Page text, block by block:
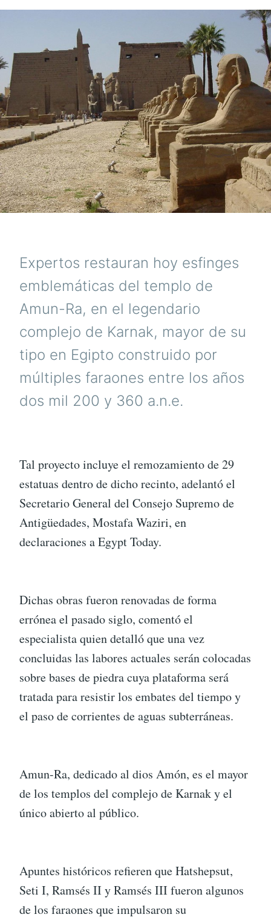
Expertos restauran hoy esfinges
emblemáticas del templo de
Amun-Ra, en el legendario
complejo de Karnak, mayor de su
tipo en Egipto construido por
múltiples faraones entre los años
dos mil 200 y 360 a.n.e.
Tal proyecto incluye el remozamiento de 29
estatuas dentro de dicho recinto, adelantó el
Secretario General del Consejo Supremo de
Antigüedades, Mostafa Waziri, en
declaraciones a Egypt Today.
Dichas obras fueron renovadas de forma
errónea el pasado siglo, comentó el
especialista quien detalló que una vez
concluidas las labores actuales serán colocadas
sobre bases de piedra cuya plataforma será
tratada para resistir los embates del tiempo y
el paso de corrientes de aguas subterráneas.
Amun-Ra, dedicado al dios Amón, es el mayor
de los templos del complejo de Karnak y el
único abierto al público.
Apuntes históricos refieren que Hatshepsut,
Seti I, Ramsés II y Ramsés III fueron algunos
de los faraones que impulsaron su